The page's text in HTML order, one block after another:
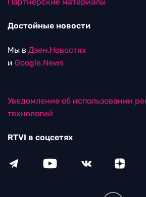
Достойные новости
Мы в Дзен.Новостях
и Google.News
Уведомление об использовании
технологий
RTVI в соцсетях